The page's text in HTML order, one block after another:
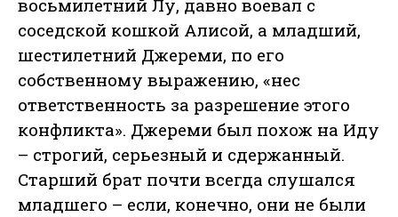
восьмилетний Лу, давно воевал с
соседской кошкой Алисой, а младший,
шестилетний Джереми, по его
собственному выражению, «нес
ответственность за разрешение этого
конфликта». Джереми был похож на Иду
– строгий, серьезный и сдержанный.
Старший брат почти всегда слушался
младшего – если, конечно, они не были